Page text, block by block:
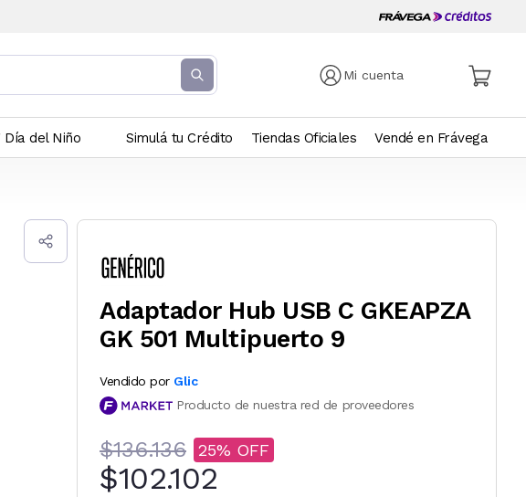
Mi cuenta
Día del Niño Simulá tu Crédito Tiendas Oficiales Vendé en Frávega
Adaptador Hub USB C GKEAPZA
GK 501 Multipuerto 9
Vendido por Glic
Producto de nuestra red de proveedores
$136.136 25
$102.102